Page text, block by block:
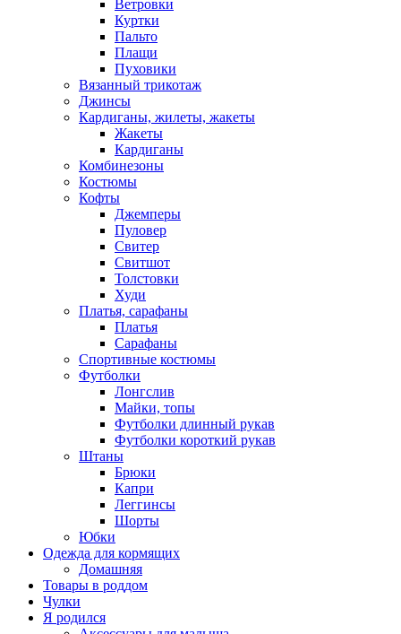
Ветровки
Куртки
Пальто
Плащи
Пуховики
Вязанный трикотаж
Джинсы
Кардиганы, жилеты, жакеты
Жакеты
Кардиганы
Комбинезоны
Костюмы
Кофты
Джемперы
Пуловер
Свитер
Свитшот
Толстовки
Худи
Платья, сарафаны
Платья
Сарафаны
Спортивные костюмы
Футболки
Лонгслив
Майки, топы
Футболки длинный рукав
Футболки короткий рукав
Штаны
Брюки
Капри
Леггинсы
Шорты
Юбки
Одежда для кормящих
Домашняя
Товары в роддом
Чулки
Я родился